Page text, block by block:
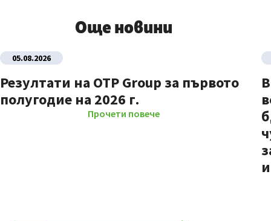
Още новини
05.08.2026
Резултати на OTP Group за първото
полугодие на 2026 г.
Прочети повече